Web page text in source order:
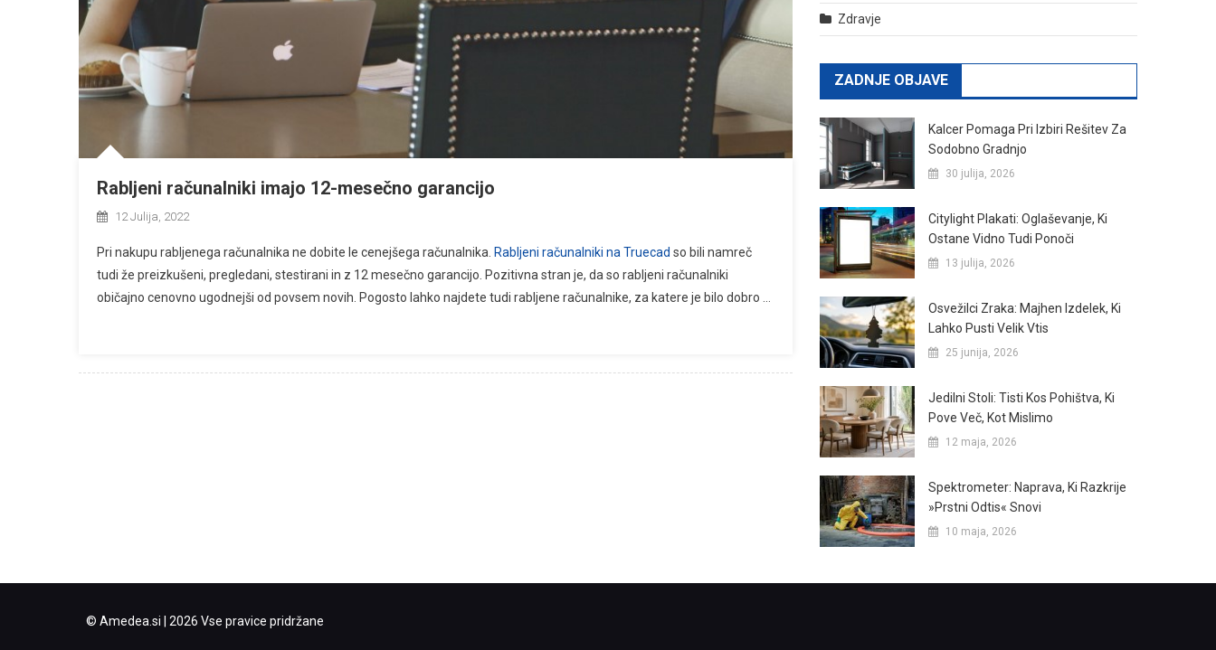
Rabljeni računalniki imajo 12-mesečno garancijo
12 Julija, 2022
Pri nakupu rabljenega računalnika ne dobite le cenejšega računalnika. Rabljeni računalniki na Truecad so bili namreč
tudi že preizkušeni, pregledani, stestirani in z 12 mesečno garancijo. Pozitivna stran je, da so rabljeni računalniki
običajno cenovno ugodnejši od povsem novih. Pogosto lahko najdete tudi rabljene računalnike, za katere je bilo dobro …
Zdravje
ZADNJE OBJAVE
Kalcer Pomaga Pri Izbiri Rešitev Za
Sodobno Gradnjo
30 julija, 2026
Citylight Plakati: Oglaševanje, Ki
Ostane Vidno Tudi Ponoči
13 julija, 2026
Osvežilci Zraka: Majhen Izdelek, Ki
Lahko Pusti Velik Vtis
25 junija, 2026
Jedilni Stoli: Tisti Kos Pohištva, Ki
Pove Več, Kot Mislimo
12 maja, 2026
Spektrometer: Naprava, Ki Razkrije
»prstni Odtis« Snovi
10 maja, 2026
© Amedea.si | 2026 Vse pravice pridržane